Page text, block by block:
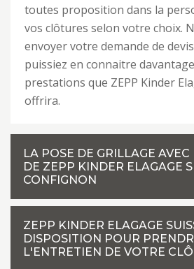
toutes proposition dans la
vos clôtures selon votre choix.
envoyer votre demande de
puissiez en connaitre
prestations que ZEPP Kinder
offrira.
LA POSE DE GRILLAGE AVEC
DE ZEPP KINDER ELAGAGE
CONFIGNON
ZEPP KINDER ELAGAGE
DISPOSITION POUR
L'ENTRETIEN DE VOTRE